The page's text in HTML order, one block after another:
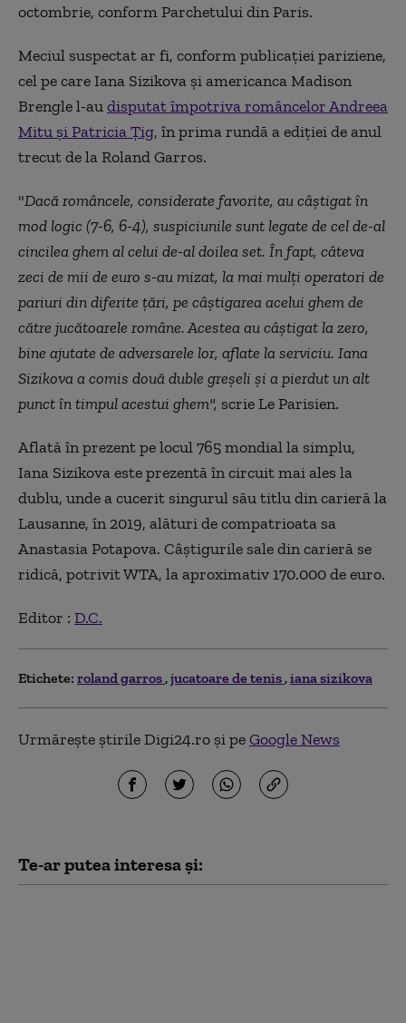
octombrie, conform Parchetului din Paris.
Meciul suspectat ar fi, conform publicaţiei pariziene,
cel pe care Iana Sizikova şi americanca Madison
Brengle l-audisputat împotriva româncelor Andreea
Mitu şi Patricia Ţig, în prima rundă a ediţiei de anul
trecut de la Roland Garros.
"Dacă româncele, considerate favorite, au câştigat în
mod logic (7-6, 6-4), suspiciunile sunt legate de cel de-al
cincilea ghem al celui de-al doilea set. În fapt, câteva
zeci de mii de euro s-au mizat, la mai mulţi operatori de
pariuri din diferite ţări, pe câştigarea acelui ghem de
către jucătoarele române. Acestea au câştigat la zero,
bine ajutate de adversarele lor, aflate la serviciu. Iana
Sizikova a comis două duble greşeli şi a pierdut un alt
punct în timpul acestui ghem", scrie Le Parisien.
Aflată în prezent pe locul 765 mondial la simplu,
Iana Sizikova este prezentă în circuit mai ales la
dublu, unde a cucerit singurul său titlu din carieră la
Lausanne, în 2019, alături de compatrioata sa
Anastasia Potapova. Câştigurile sale din carieră se
ridică, potrivit WTA, la aproximativ 170.000 de euro.
Editor : D.C.
Etichete: roland garros jucatoare de tenis iana sizikova
Urmărește știrile Digi24.ro și peGoogle News
Te-ar putea interesa și: